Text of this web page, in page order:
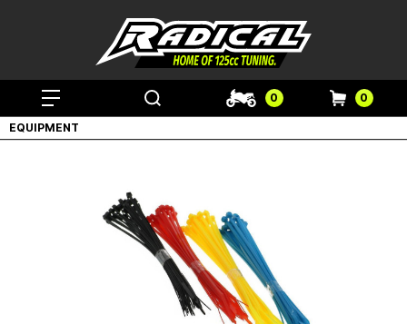
0 0
EQUIPMENT